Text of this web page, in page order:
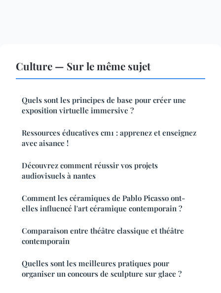
Culture — Sur le même sujet
Quels sont les principes de base pour créer une
exposition virtuelle immersive ?
Ressources éducatives cm1 : apprenez et enseignez
avec aisance !
Découvrez comment réussir vos projets
audiovisuels à nantes
Comment les céramiques de Pablo Picasso ont-
elles influencé l'art céramique contemporain ?
Comparaison entre théâtre classique et théâtre
contemporain
Quelles sont les meilleures pratiques pour
organiser un concours de sculpture sur glace ?